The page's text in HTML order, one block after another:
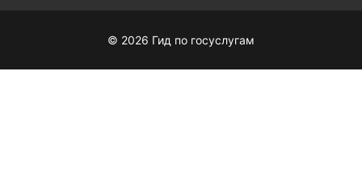
© 2026 Гид по госуслугам